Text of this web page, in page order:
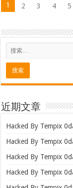
1 2 3 4 5
近期文章
Hacked By Tempix
Hacked By Tempix
Hacked By Tempix
Hacked By Tempix